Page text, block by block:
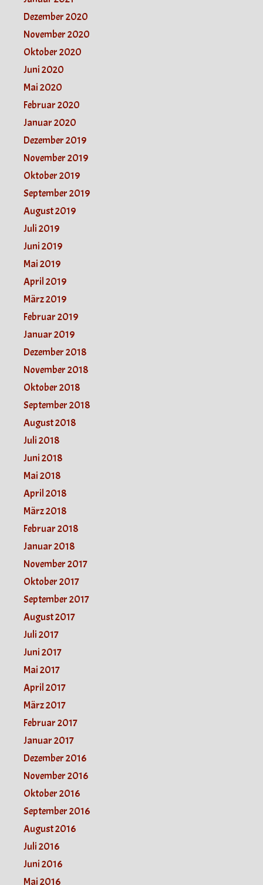
Dezember 2020
November 2020
Oktober 2020
Juni 2020
Mai 2020
Februar 2020
Januar 2020
Dezember 2019
November 2019
Oktober 2019
September 2019
August 2019
Juli 2019
Juni 2019
Mai 2019
April 2019
März 2019
Februar 2019
Januar 2019
Dezember 2018
November 2018
Oktober 2018
September 2018
August 2018
Juli 2018
Juni 2018
Mai 2018
April 2018
März 2018
Februar 2018
Januar 2018
November 2017
Oktober 2017
September 2017
August 2017
Juli 2017
Juni 2017
Mai 2017
April 2017
März 2017
Februar 2017
Januar 2017
Dezember 2016
November 2016
Oktober 2016
September 2016
August 2016
Juli 2016
Juni 2016
Mai 2016